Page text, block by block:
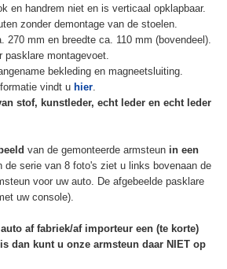
en handrem niet en is verticaal opklapbaar.
zonder demontage van de stoelen.
270 mm en breedte ca. 110 mm (bovendeel).
pasklare montagevoet.
bekleding en magneetsluiting.
vindt u hier.
stof, kunstleder, echt leder en echt leder
van de gemonteerde armsteun in een
de serie van 8 foto's ziet u links bovenaan de
voor uw auto. De afgebeelde pasklare
uw console).
af fabriek/af importeur een (te korte)
dan kunt u onze armsteun daar NIET op